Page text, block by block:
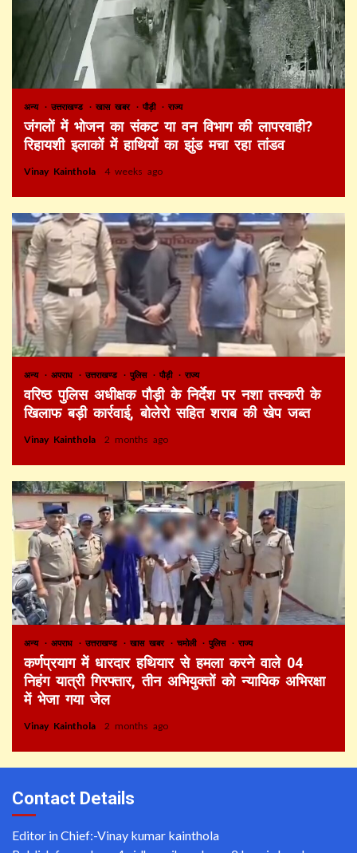
अन्य उत्तराखण्ड खास खबर पौड़ी राज्य
जंगलों में भोजन का संकट या वन विभाग की लापरवाही?
रिहायशी इलाकों में हाथियों का झुंड मचा रहा तांडव
Vinay Kainthola 4 weeks ago
अन्य अपराध उत्तराखण्ड पुलिस पौड़ी राज्य
वरिष्ठ पुलिस अधीक्षक पौड़ी के निर्देश पर नशा तस्करी के
खिलाफ बड़ी कार्रवाई, बोलेरो सहित शराब की खेप जब्त
Vinay Kainthola 2 months ago
अन्य अपराध उत्तराखण्ड खास खबर चमोली पुलिस राज्य
कर्णप्रयाग में धारदार हथियार से हमला करने वाले 04
निहंग यात्री गिरफ्तार, तीन अभियुक्तों को न्यायिक अभिरक्षा
में भेजा गया जेल
Vinay Kainthola 2 months ago
Contact Details
Editor in Chief:-Vinay kumar kainthola